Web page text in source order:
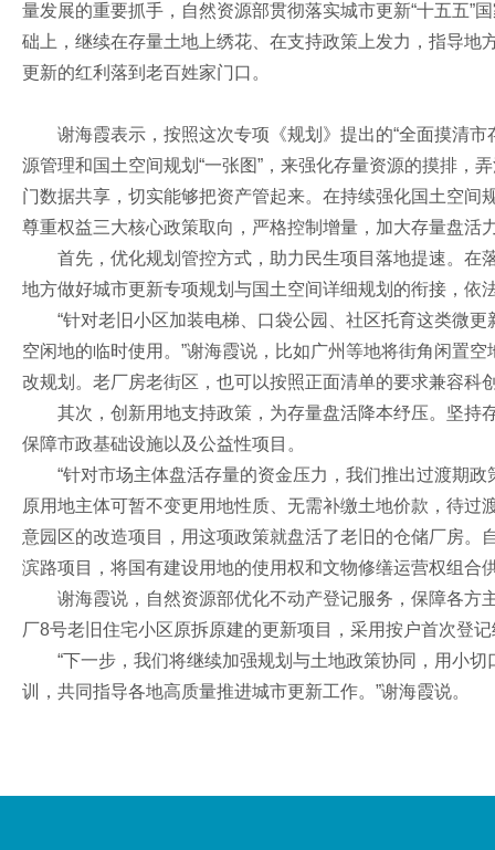
量发展的重要抓手，自然资源部贯彻落实城市更新“十五五”
础上，继续在存量土地上绣花、在支持政策上发力，指导地
更新的红利落到老百姓家门口。
谢海霞表示，按照这次专项《规划》提出的“全面摸清
源管理和国土空间规划“一张图”，来强化存量资源的摸排，
门数据共享，切实能够把资产管起来。在持续强化国土空
尊重权益三大核心政策取向，严格控制增量，加大存量盘活
首先，优化规划管控方式，助力民生项目落地提速。在
地方做好城市更新专项规划与国土空间详细规划的衔接，依
“针对老旧小区加装电梯、口袋公园、社区托育这类微
空闲地的临时使用。”谢海霞说，比如广州等地将街角闲置
改规划。老厂房老街区，也可以按照正面清单的要求兼容
其次，创新用地支持政策，为存量盘活降本纾压。坚持
保障市政基础设施以及公益性项目。
“针对市场主体盘活存量的资金压力，我们推出过渡期
原用地主体可暂不变更用地性质、无需补缴土地价款，待过
意园区的改造项目，用这项政策就盘活了老旧的仓储厂房
滨路项目，将国有建设用地的使用权和文物修缮运营权组合
谢海霞说，自然资源部优化不动产登记服务，保障各方
厂8号老旧住宅小区原拆原建的更新项目，采用按户首次登
“下一步，我们将继续加强规划与土地政策协同，用小
训，共同指导各地高质量推进城市更新工作。”谢海霞说。